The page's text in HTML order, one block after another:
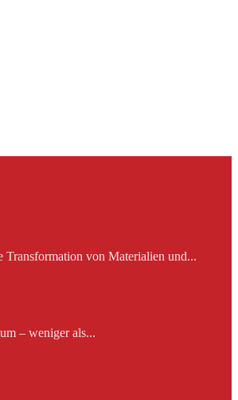
Transformation von Materialien und...
– weniger als...